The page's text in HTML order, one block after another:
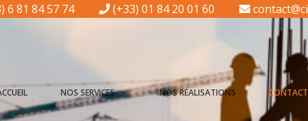
6 81 84 57 74 (+33) 01 84 20 01 60
NOS SERVICES NOS RÉALISATIONS CONTACT